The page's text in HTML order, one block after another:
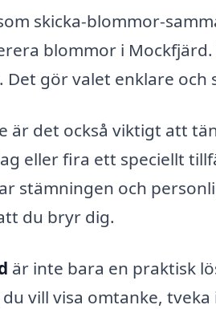
skicka-blommor-
blommor i
gör valet enklare och
är det också viktigt att
eller fira ett speciellt
stämningen och
du bryr dig.
är inte bara en praktisk
vill visa omtanke,